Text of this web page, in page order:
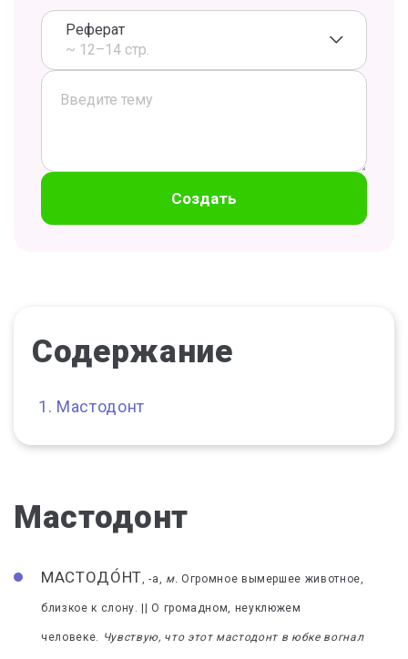
Реферат
~ 12–14 стр.
Создать
Содержание
Мастодонт
Мастодонт
МАСТОДО́НТ, -а, м. Огромное вымершее животное,
близкое к слону. || О громадном, неуклюжем
человеке. Чувствую, что этот мастодонт в юбке вогнал